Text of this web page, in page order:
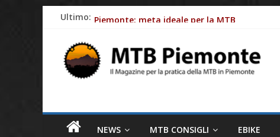
content
Ultimo: Piemonte: meta ideale per la MTB
Ciclismo e allergie primaverili: 8 consigli
Come le aziende stanno rendendo le bici
MTB
Piemonte
Il
magazineNEWS MTB CONSIGLI EBIKE